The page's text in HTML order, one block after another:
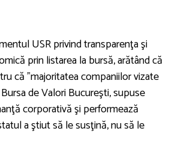
USR privind transparenţa şi
prin listarea la bursă, arătând că
că ”majoritatea companiilor vizate
de Valori Bucureşti, supuse
corporativă şi performează
a ştiut să le susţină, nu să le